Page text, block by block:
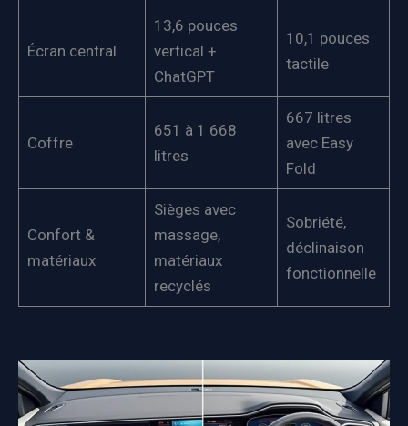
Écran central
13,6 pouces
vertical +
ChatGPT
10,1 pouces
tactile
Coffre
651 à 1 668
litres
667 litres
avec Easy
Fold
Confort &
matériaux
Sièges avec
massage,
matériaux
recyclés
Sobriété,
déclinaison
fonctionnelle